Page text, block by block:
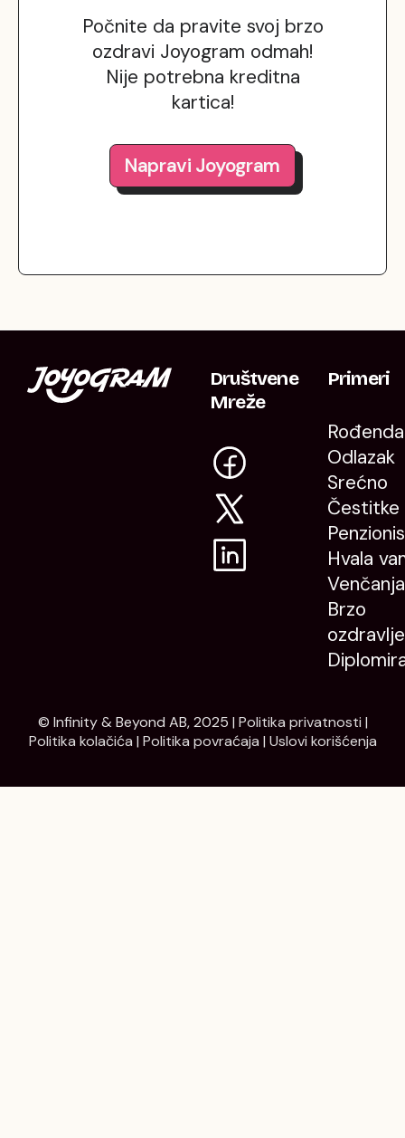
Počnite da pravite svoj brzo
ozdravi Joyogram odmah!
Nije potrebna kreditna
kartica!
Napravi Joyogram
Društvene
Mreže
Primeri
Odlazak
Srećno
Čestitke
Hvala
Venčanja
Brzo
© Infinity & Beyond AB, 2025 | Politika privatnosti |
Politika kolačića | Politika povraćaja | Uslovi korišćenja